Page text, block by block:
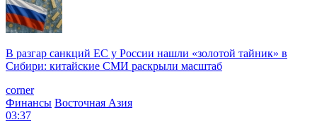
В разгар санкций ЕС у России нашли «золотой тайник» в
Сибири: китайские СМИ раскрыли масштаб
corner
Финансы Восточная Азия
03:37